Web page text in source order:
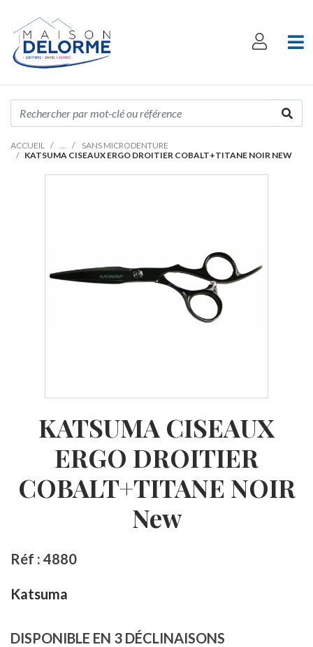
ACCUEIL
SANS MICRODENTURE
KATSUMA CISEAUX ERGO DROITIER COBALT+TITANE NOIR NEW
KATSUMA CISEAUX
ERGO DROITIER
COBALT+TITANE NOIR
New
Réf : 4880
Katsuma
DISPONIBLE EN 3 DÉCLINAISONS